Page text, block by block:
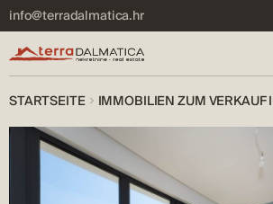
info@terradalmatica.hr
STARTSEITE IMMOBILIEN ZUM VERKAUF